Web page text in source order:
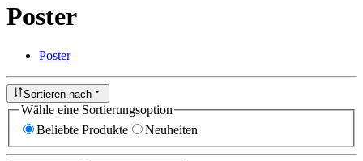
Poster
Poster
Sortieren nach
Wähle eine Sortierungsoption
Beliebte Produkte
Neuheiten